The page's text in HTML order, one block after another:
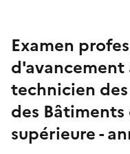
Examen
d'avancement
technicien
des Bâtiments
supérieure -